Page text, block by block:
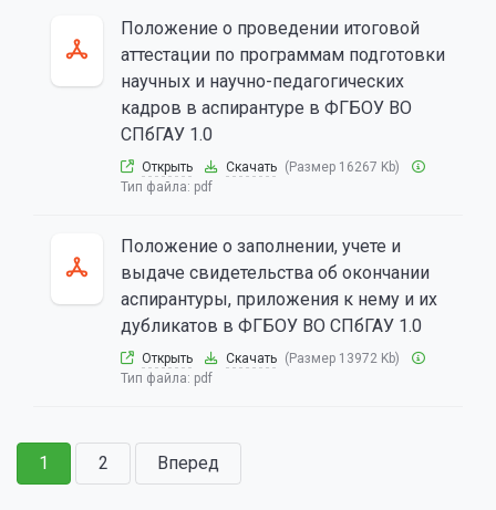
Положение о проведении итоговой
аттестации по программам подготовки
научных и научно-педагогических
кадров в аспирантуре в ФГБОУ ВО
СПбГАУ 1.0
Открыть Скачать (Размер 16267 Kb)
Тип файла: pdf
Положение о заполнении, учете и
выдаче свидетельства об окончании
аспирантуры, приложения к нему и их
дубликатов в ФГБОУ ВО СПбГАУ 1.0
Открыть Скачать (Размер 13972 Kb)
Тип файла: pdf
1 2 Вперед